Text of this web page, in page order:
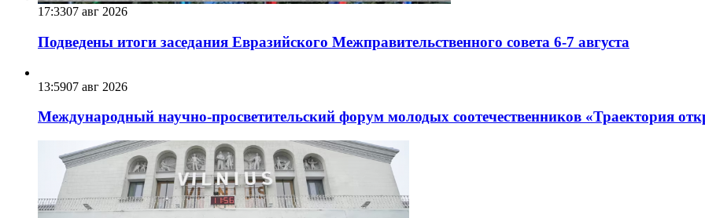
17:3307 авг 2026
Подведены итоги заседания Евразийского Межправительственного совета 6-7 августа
13:5907 авг 2026
Международный научно-просветительский форум молодых соотечественников «Траектория